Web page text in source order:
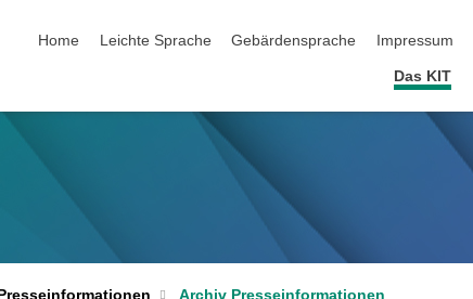
Home
Leichte Sprache Gebärdensprache Impressum
Das KIT
Presseinformationen Archiv Presseinformationen